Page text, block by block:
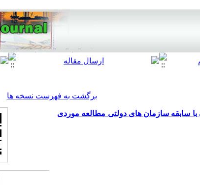
برگشت به فهرست نسخه ها
با سابقه سازمان های دولتی مطالعه موردی